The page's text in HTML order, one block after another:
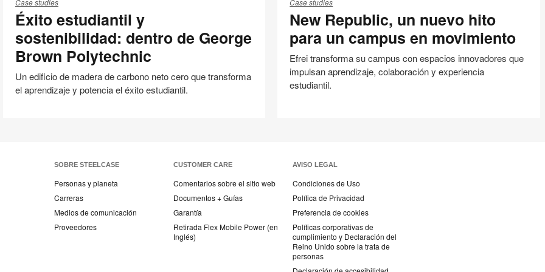
sostenibilidad:
dentro
George
Brown
Case studies
Éxito estudiantil y
sostenibilidad: dentro de George
Brown Polytechnic
Un edificio de madera de carbono neto cero que transforma
el aprendizaje y potencia el éxito estudiantil.
hito
para
campus
Case studies
New Republic, un nuevo hito
para un campus en movimiento
Efrei transforma su campus con espacios innovadores que
impulsan aprendizaje, colaboración y experiencia
estudiantil.
SOBRE STEELCASE
Personas y planeta
Carreras
Medios de comunicación
Proveedores
CUSTOMER CARE
Comentarios sobre el sitio web
Documentos + Guías
Garantía
Retirada Flex Mobile Power (en
Inglés)
AVISO LEGAL
Condiciones de Uso
Política de Privacidad
Preferencia de cookies
Políticas corporativas de
cumplimiento y Declaración del
Reino Unido sobre la trata de
personas